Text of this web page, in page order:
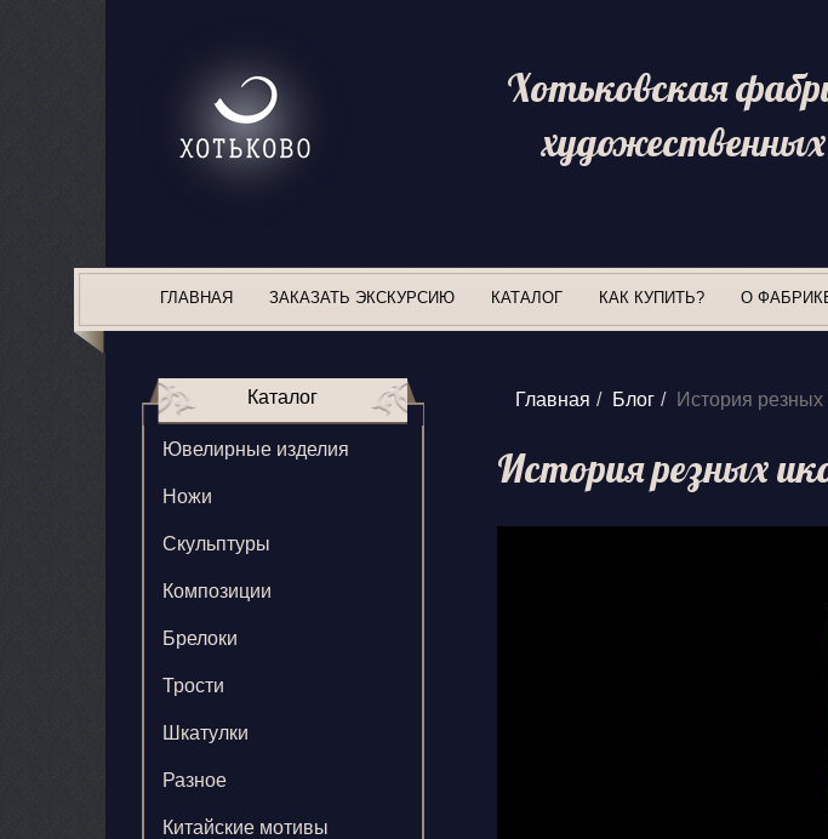
Хотьковская
ГЛАВНАЯ ЗАКАЗАТЬ ЭКСКУРСИЮ КАТАЛОГ КАК КУПИТЬ? О
Главная Блог История резных
История резных
Каталог
Ювелирные изделия
Ножи
Скульптуры
Композиции
Брелоки
Трости
Шкатулки
Разное
Китайские мотивы